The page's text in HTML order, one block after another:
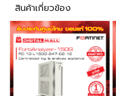
สินค้าเกี่ยวข้อง